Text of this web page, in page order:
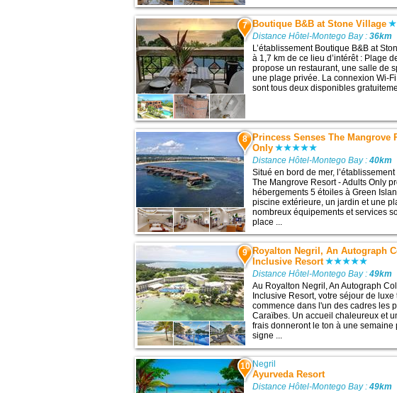
7 Boutique B&B at Stone Village
Distance Hôtel-Montego Bay :36km
L’établissement Boutique B&B at
à 1,7 km de ce lieu d’intérêt : Plage
propose un restaurant, une salle de
une plage privée. La connexion Wi-
sont tous deux disponibles
8 Princess Senses The Mangrove
Only
Distance Hôtel-Montego Bay :40km
Situé en bord de mer,
The Mangrove Resort - Adults Only
hébergements 5 étoiles à Green
piscine extérieure, un jardin et une
nombreux équipements et services
place ...
9 Royalton Negril, An Autograph
Inclusive Resort
Distance Hôtel-Montego Bay :49km
Au Royalton Negril, An Autograph
Inclusive Resort, votre séjour de luxe
commence dans l'un des cadres les
Caraïbes. Un accueil chaleureux et
frais donneront le ton à une semaine
signe ...
10 Negril
Ayurveda Resort
Distance Hôtel-Montego Bay :49km